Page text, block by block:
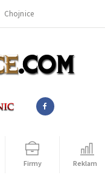
Chojnice
Firmy Reklama